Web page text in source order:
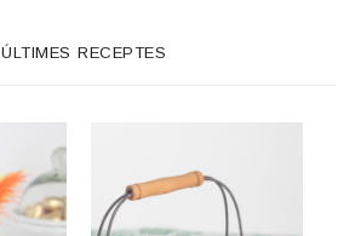
ÚLTIMES RECEPTES